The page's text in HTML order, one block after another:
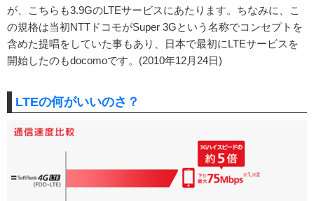
が、こちらも3.9GのLTEサービスにあたります。ちなみに、こ
の規格は当初NTTドコモがSuper 3Gという名称でコンセプトを
含めた提唱をしていた事もあり、日本で最初にLTEサービスを
開始したのもdocomoです。(2010年12月24日)
LTEの何がいいのさ？